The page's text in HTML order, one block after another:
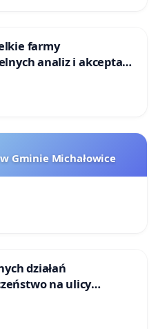
farmy
analiz i akceptacji
Gminie Michałowice
działań
na ulicy